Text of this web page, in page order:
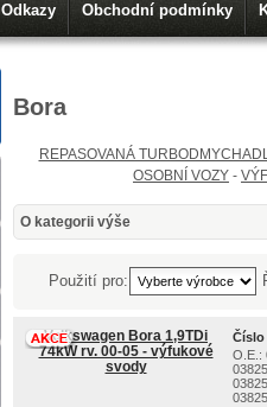
Odkazy Obchodní podmínky
Bora
REPASOVANÁ
OSOBNÍ VOZY -
O kategorii výše
Použití pro:
Volkswagen Bora 1,9TDi
74kW rv. 00-05 - výfukové
svody
O.E.:
Číslo